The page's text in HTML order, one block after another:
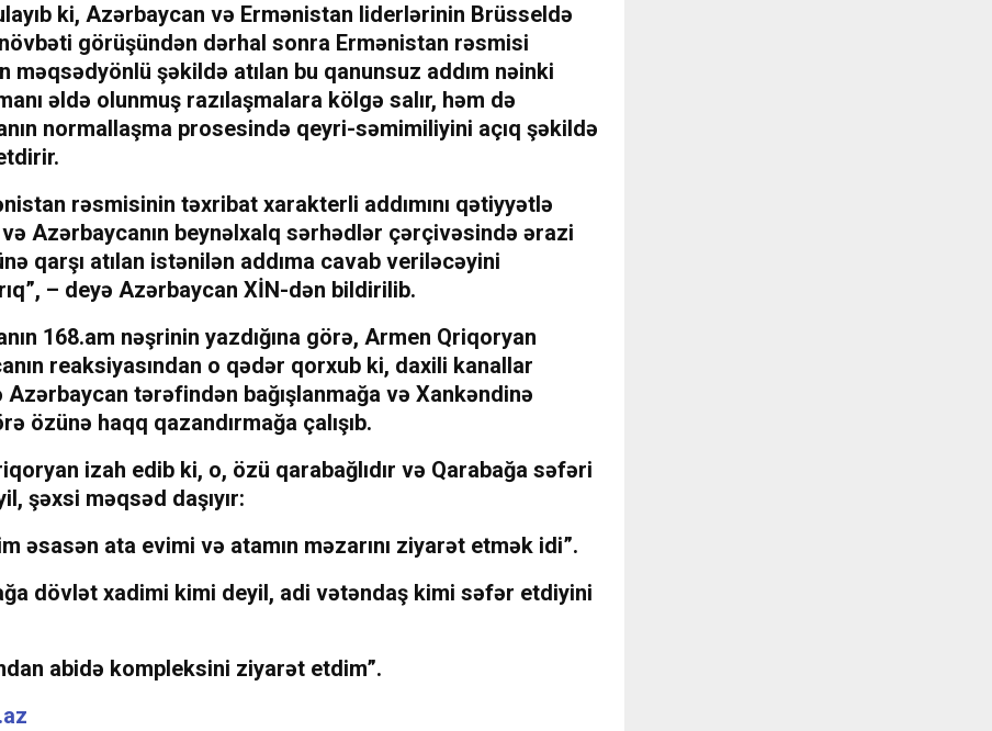
ki, Azərbaycan və Ermənistan liderlərinin Brüsseldə
görüşündən dərhal sonra Ermənistan rəsmisi
məqsədyönlü şəkildə atılan bu qanunsuz addım nəinki
əldə olunmuş razılaşmalara kölgə salır, həm də
normallaşma prosesində qeyri-səmimiliyini açıq şəkildə
rəsmisinin təxribat xarakterli addımını qətiyyətlə
Azərbaycanın beynəlxalq sərhədlər çərçivəsində ərazi
qarşı atılan istənilən addıma cavab veriləcəyini
– deyə Azərbaycan XİN-dən bildirilib.
168.am nəşrinin yazdığına görə, Armen Qriqoryan
reaksiyasından o qədər qorxub ki, daxili kanallar
tərəfindən bağışlanmağa və Xankəndinə
özünə haqq qazandırmağa çalışıb.
izah edib ki, o, özü qarabağlıdır və Qarabağa səfəri
şəxsi məqsəd daşıyır:
əsasən ata evimi və atamın məzarını ziyarət etmək idi”.
dövlət xadimi kimi deyil, adi vətəndaş kimi səfər etdiyini
abidə kompleksini ziyarət etdim”.